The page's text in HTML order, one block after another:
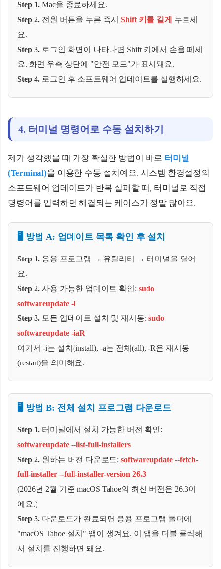
Step 1. Mac을 종료하세요.
Step 2. 전원 버튼을 누른 즉시 Shift 키를 길게
누르세
요.
Step 3. 로그인 화면이 나타나면 Shift 키에서 손을 떼세
요. 화면 우측 상단에 "안전 모드"가 표시돼요.
Step 4. 로그인 후 소프트웨어 업데이트를 실행하세요.
4. 터미널 명령어로 수동 설치하기
제가 생각했을 때 가장 확실한 방법이 바로 터미널
(Terminal)을 이용한 수동 설치예요. 시스템 환경설정의
소프트웨어 업데이트가 반복 실패할 때, 터미널로 직접
명령어를 입력하면 해결되는 케이스가 정말 많아요.
🖥️ 방법 A: 업데이트 목록 확인 후 설치
Step 1. 응용 프로그램 → 유틸리티 → 터미널을 열어
요.
Step 2. 사용 가능한 업데이트 확인: sudo
softwareupdate -l
Step 3. 모든 업데이트 설치 및 재시동: sudo
softwareupdate -iaR
여기서 -i는 설치(install), -a는 전체(all), -R은 재시동
(restart)을 의미해요.
🖥️ 방법 B: 전체 설치 프로그램 다운로드
Step 1. 터미널에서 설치 가능한 버전 확인:
softwareupdate --list-full-installers
Step 2. 원하는 버전 다운로드: softwareupdate --fetch-
full-installer --full-installer-version 26.3
(2026년 2월 기준 macOS Tahoe의 최신 버전은 26.3이
에요.)
Step 3. 다운로드가 완료되면 응용 프로그램 폴더에
"macOS Tahoe 설치" 앱이 생겨요. 이 앱을 더블 클릭해
서 설치를 진행하면 돼요.